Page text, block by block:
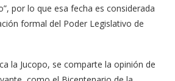
por lo que esa fecha es considerada
formal del Poder Legislativo de
la Jucopo, se comparte la opinión de